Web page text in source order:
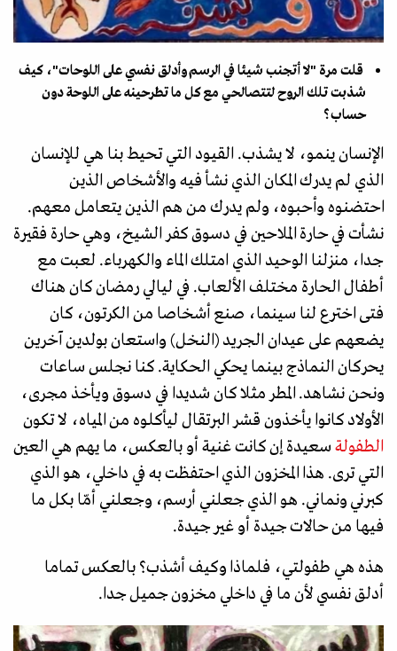
قلت مرة "لا أتجنب شيئا في الرسم وأدلق نفسي على اللوحات"، كيف
شذبت تلك الروح لتتصالحي مع كل ما تطرحينه على اللوحة دون
حساب؟
الإنسان ينمو، لا يشذب. القيود التي تحيط بنا هي للإنسان
الذي لم يدرك المكان الذي نشأ فيه والأشخاص الذين
احتضنوه وأحبوه، ولم يدرك من هم الذين يتعامل معهم.
نشأت في حارة الملاحين في دسوق كفر الشيخ، وهي حارة فقيرة
جدا، منزلنا الوحيد الذي امتلك الماء والكهرباء. لعبت مع
أطفال الحارة مختلف الألعاب. في ليالي رمضان كان هناك
فتى اخترع لنا سينما، صنع أشخاصا من الكرتون، كان
يضعهم على عيدان الجريد (النخل) واستعان بولدين آخرين
يحركان النماذج بينما يحكي الحكاية. كنا نجلس ساعات
ونحن نشاهد. المطر مثلا كان شديدا في دسوق ويأخذ مجرى،
الأولاد كانوا يأخذون قشر البرتقال ليأكلوه من المياه، لا تكون
الطفولة سعيدة إن كانت غنية أو بالعكس، ما يهم هي العين
التي ترى. هذا المخزون الذي احتفظت به في داخلي، هو الذي
كبرني ونماني. هو الذي جعلني أرسم، وجعلني أمّا بكل ما
فيها من حالات جيدة أو غير جيدة.
هذه هي طفولتي، فلماذا وكيف أشذب؟ بالعكس تماما
أدلق نفسي لأن ما في داخلي مخزون جميل جدا.